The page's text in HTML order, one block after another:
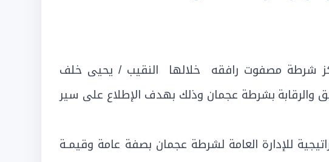
شرطة مصفوت رافقه خلالها
النقيب / يحيى خلف
والرقابة بشرطة عجمان وذلك بهدف الإطلاع على سير
للإدارة العامة لشرطة عجمان بصفة عامة وقيمـة